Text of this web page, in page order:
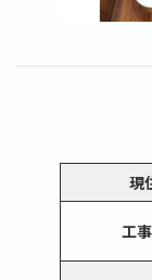
現
工